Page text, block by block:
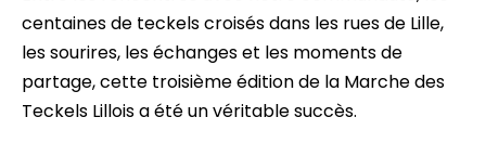
centaines de teckels croisés dans les rues de Lille,
les sourires, les échanges et les moments de
partage, cette troisième édition de la Marche des
Teckels Lillois a été un véritable succès.